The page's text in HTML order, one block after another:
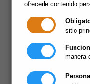
ofrecerle contenido
sitio
manera
-
-